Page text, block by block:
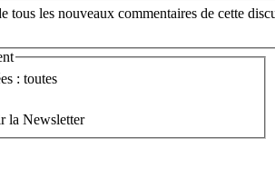
tous les nouveaux commentaires de cette
: toutes
la Newsletter